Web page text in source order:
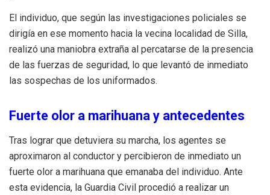
El individuo, que según las investigaciones policiales se
dirigía en ese momento hacia la vecina localidad de Silla,
realizó una maniobra extraña al percatarse de la presencia
de las fuerzas de seguridad, lo que levantó de inmediato
las sospechas de los uniformados.
Fuerte olor a marihuana y antecedentes
Tras lograr que detuviera su marcha, los agentes se
aproximaron al conductor y percibieron de inmediato un
fuerte olor a marihuana que emanaba del individuo. Ante
esta evidencia, la Guardia Civil procedió a realizar un